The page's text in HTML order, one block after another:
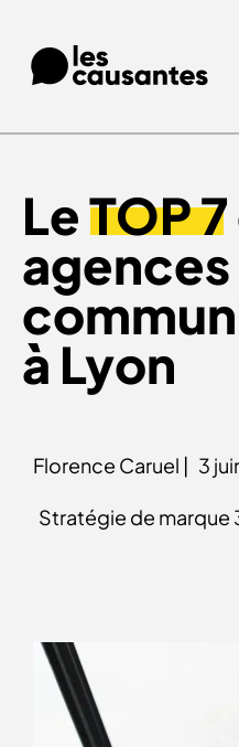
LeTOP 7
à Lyon
Florence Caruel | 3
Stratégie de marque